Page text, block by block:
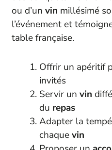
ou d’un vin millésimé
l’événement et
table française.
Offrir un apéritif
invités
Servir un vin
du repas
Adapter la
chaquevin